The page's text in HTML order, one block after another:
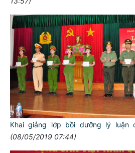
Khai giảng lớp bồi dưỡng lý luận
(08/05/2019 07:44)